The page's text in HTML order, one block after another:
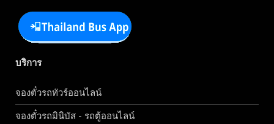
บริการ
จองตั๋วรถทัวร์ออนไลน์
จองตั๋วรถมินิบัส - รถตู้ออนไลน์